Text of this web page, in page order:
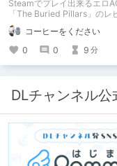
Steamでプレイ出来るエロ
「The Buried Pillars」のレ
す。
コーヒーをください
0
0 9 分
DLチャンネル公